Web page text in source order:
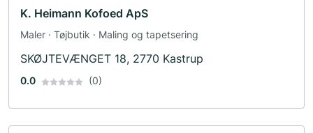
K. Heimann Kofoed ApS
Maler · Tøjbutik · Maling og tapetsering
SKØJTEVÆNGET 18, 2770 Kastrup
0.0 (0)